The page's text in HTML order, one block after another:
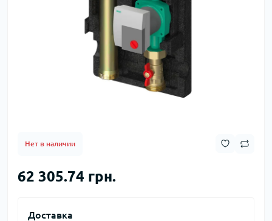
Нет в наличии
62 305.74 грн.
Доставка